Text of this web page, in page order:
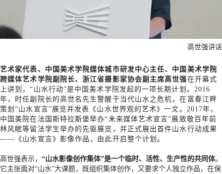
高世强讲话
艺术家代表、中国美术学院媒体城市研发中心主任、中国美术学院
跨媒体艺术学院副院长、浙江省摄影家协会副主席高世强在开幕式
上讲到，“山水行动”是中国美术学院发起的一项长期计划。2016
年，时任副院长的高世名先生警醒于当代山水之危机，在富春江畔
策划“山水宣言”展览并发表《山水世界观的艺术》一文。2017年，
中国美院在法国斯特拉斯堡举办“未来媒体艺术宣言”展致敬百年前
林风眠等留法学生举办的先驱展览，并正式展出首件山水行动成果
——《山水宣言》影像作品，由此开启整个计划。
高世强表示， “山水影像创作集体”是一个临时、活性、生产性的共同体。
它主张面对“山水”大课题，既组织集体创作，又要求个人独立作品，在保